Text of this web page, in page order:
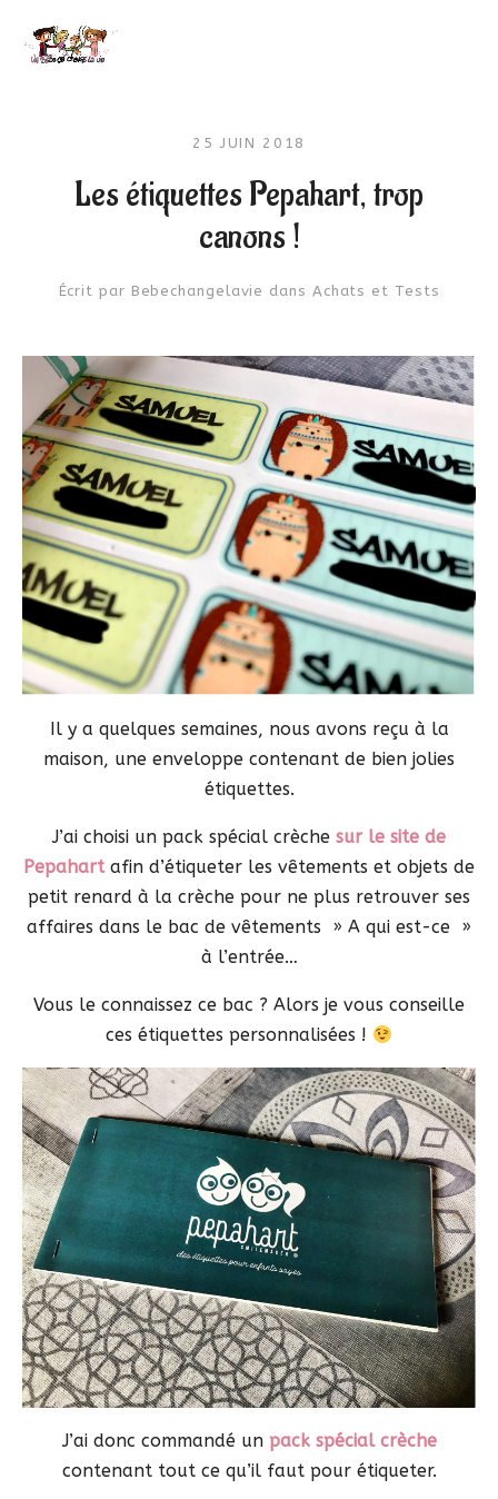
25 JUIN 2018
Les étiquettes Pepahart, trop
canons !
Écrit par Bebechangelavie dans Achats et Tests
Il y a quelques semaines, nous avons reçu à la
maison, une enveloppe contenant de bien jolies
étiquettes.
J’ai choisi un pack spécial crèche sur le site de
Pepahartafin d’étiqueter les vêtements et objets de
petit renard à la crèche pour ne plus retrouver ses
affaires dans le bac de vêtements » A qui est-ce »
à l’entrée…
Vous le connaissez ce bac ? Alors je vous conseille
ces étiquettes personnalisées !
J’ai donc commandé un pack spécial crèche
contenant tout ce qu’il faut pour étiqueter.